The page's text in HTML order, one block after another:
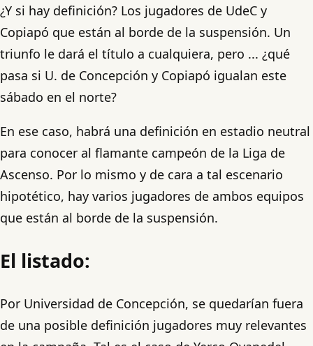
¿Y si hay definición? Los jugadores de UdeC y
Copiapó que están al borde de la suspensión. Un
triunfo le dará el título a cualquiera, pero ... ¿qué
pasa si U. de Concepción y Copiapó igualan este
sábado en el norte?
En ese caso, habrá una definición en estadio neutral
para conocer al flamante campeón de la Liga de
Ascenso. Por lo mismo y de cara a tal escenario
hipotético, hay varios jugadores de ambos equipos
que están al borde de la suspensión.
El listado:
Por Universidad de Concepción, se quedarían fuera
de una posible definición jugadores muy relevantes